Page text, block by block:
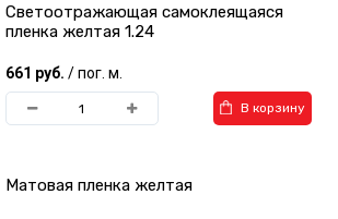
Светоотражающая самоклеящаяся
пленка желтая 1.24
661 руб. / пог. м.
В корзину
Матовая пленка желтая